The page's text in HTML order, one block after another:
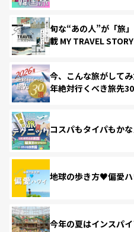
旬な“あの人”が「旅
載 MY TRAVEL STORY
今、こんな旅がして
年絶対行くべき旅先30
コスパもタイパもか
地球の歩き方♥偏愛ハ
今年の夏はインスパイ